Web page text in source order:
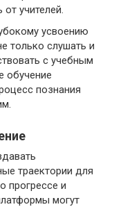
учителей.
усвоению
только слушать и
с учебным
обучение
познания
траектории для
прогрессе и
могут